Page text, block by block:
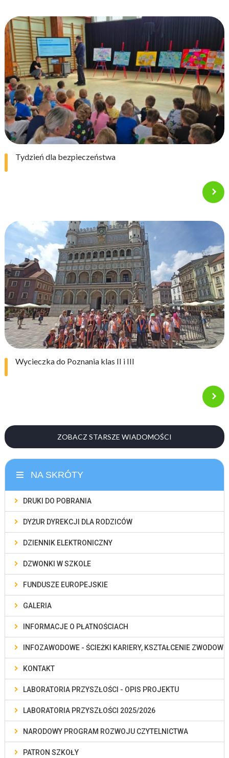
Tydzień dla bezpieczeństwa
Wycieczka do Poznania klas II i III
ZOBACZ STARSZE WIADOMOŚCI
NA SKRÓTY
DRUKI DO POBRANIA
DYŻUR DYREKCJI DLA RODZICÓW
DZIENNIK ELEKTRONICZNY
DZWONKI W SZKOLE
FUNDUSZE EUROPEJSKIE
GALERIA
INFORMACJE O PŁATNOŚCIACH
INFOZAWODOWE - ŚCIEŻKI KARIERY, KSZTAŁCENIE ZWODOWE
KONTAKT
LABORATORIA PRZYSZŁOŚCI - OPIS PROJEKTU
LABORATORIA PRZYSZŁOŚCI 2025/2026
NARODOWY PROGRAM ROZWOJU CZYTELNICTWA
PATRON SZKOŁY